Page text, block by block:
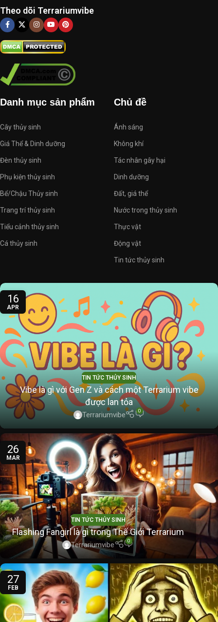
Theo dõi Terrariumvibe
Danh mục sản phẩm
Cây thủy sinh
Giá Thể & Dinh dưỡng
Đèn thủy sinh
Phụ kiện thủy sinh
Bể/Chậu Thủy sinh
Trang trí thủy sinh
Tiểu cảnh thủy sinh
Cá thủy sinh
Chủ đề
Ánh sáng
Không khí
Tác nhân gây hại
Dinh dưỡng
Đất, giá thể
Nước trong thủy sinh
Thực vật
Động vật
Tin tức thủy sinh
16
APR
TIN TỨC THỦY SINH
Vibe là gì với Gen Z và cách một Terrarium vibe
được lan tỏa
Terrariumvibe 0
26
MAR
TIN TỨC THỦY SINH
Flashing Fangirl là gì trong Thế Giới Terrarium
Terrariumvibe 0
27
FEB